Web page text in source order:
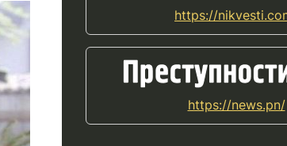
https://
https://news.pn/